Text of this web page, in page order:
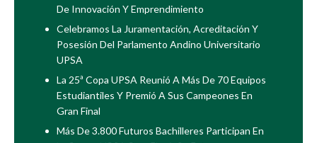
De Innovación Y Emprendimiento
Celebramos La Juramentación, Acreditación Y
Posesión Del Parlamento Andino Universitario
UPSA
La 25ª Copa UPSA Reunió A Más De 70 Equipos
Estudiantiles Y Premió A Sus Campeones En
Gran Final
Más De 3.800 Futuros Bachilleres Participan En